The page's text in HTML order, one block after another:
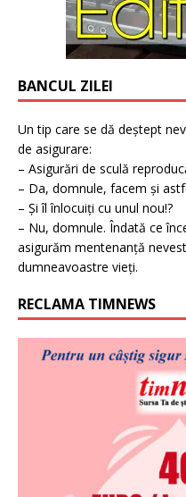
BANCUL ZILEI
Un tip care se dă deștept
de asigurare:
– Asigurări de sculă
– Da, domnule, facem și
– Și îl înlocuiți cu unul nou!?
– Nu, domnule. Îndată ce
asigurăm mentenanță
dumneavoastre vieți.
RECLAMA TIMNEWS